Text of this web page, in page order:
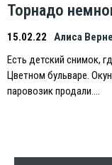
Торнадо
15.02.22 Алиса
Eсть детский снимок,
Цветном бульваре.
паровозик продали….
по